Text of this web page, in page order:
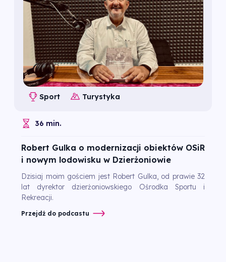
Sport Turystyka
36 min.
Robert Gulka o modernizacji obiektów OSiR
i nowym lodowisku w Dzierżoniowie
Dzisiaj moim gościem jest Robert Gulka, od prawie 32
lat dyrektor dzierżoniowskiego Ośrodka Sportu i
Rekreacji.
Przejdź do podcastu